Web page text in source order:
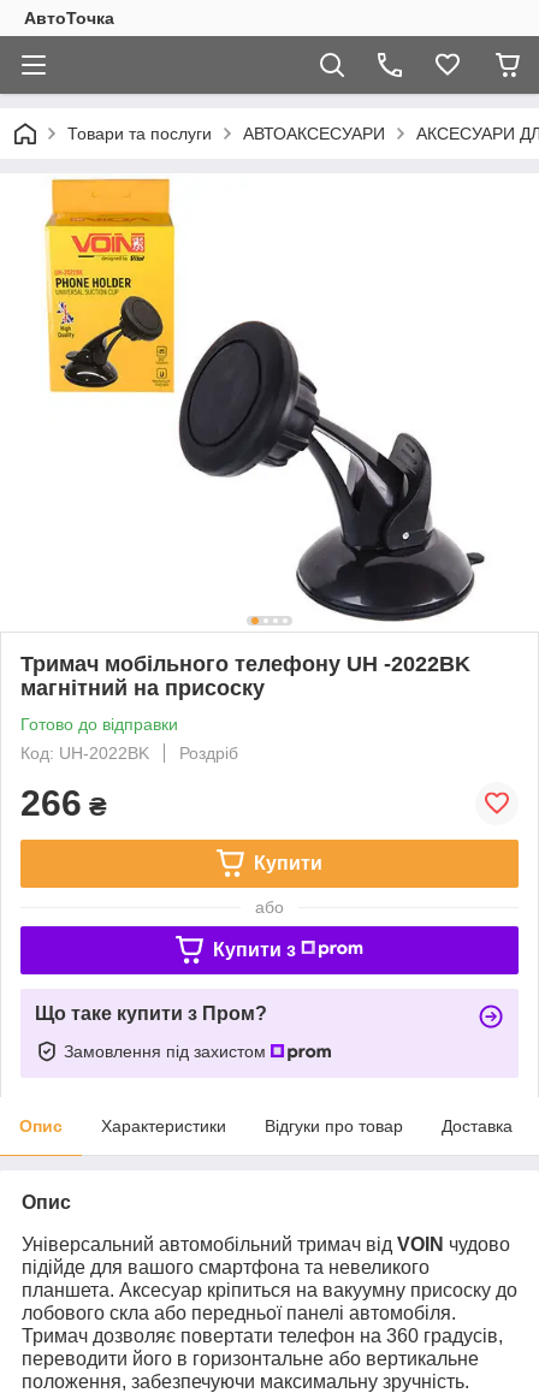
АвтоТочка
Товари та послуги АВТОАКСЕСУАРИ АКСЕСУАРИ
Тримач мобільного телефону UH -2022BK
магнітний на присоску
Готово до відправки
Код: UH-2022BK
Роздріб
266 ₴
Купити
або
Купити з
Що таке купити з Пром?
Замовлення під захистом
Опис Характеристики Відгуки про товар Доставка
Опис
Універсальний автомобільний тримач від VOIN чудово
підійде для вашого смартфона та невеликого
планшета. Аксесуар кріпиться на вакуумну присоску до
лобового скла або передньої панелі автомобіля.
Тримач дозволяє повертати телефон на 360 градусів,
переводити його в горизонтальне або вертикальне
положення, забезпечуючи максимальну зручність.